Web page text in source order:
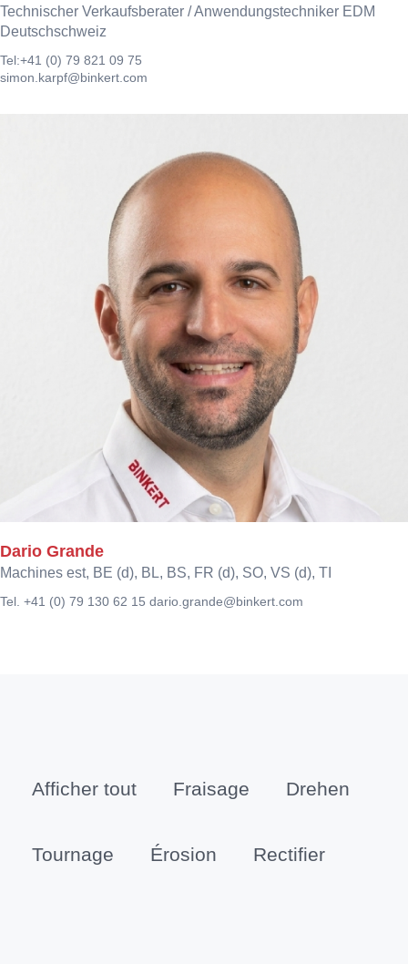
Technischer Verkaufsberater / Anwendungstechniker EDM
Deutschschweiz
Tel:+41 (0) 79 821 09 75
simon.karpf@binkert.com
Dario Grande
Machines est, BE (d), BL, BS, FR (d), SO, VS (d), TI
Tel. +41 (0) 79 130 62 15 dario.grande@binkert.com
Afficher tout Fraisage Drehen
Tournage Érosion Rectifier